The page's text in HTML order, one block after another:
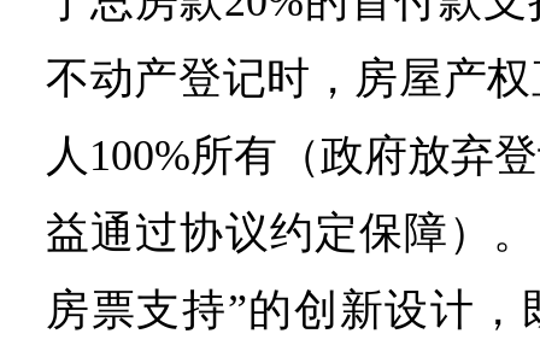
不动产登记时，房屋产
人100%所有（政府放弃
益通过协议约定保障）
房票支持”的创新设计